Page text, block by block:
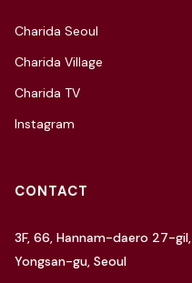
Charida Seoul
Charida Village
Charida TV
Instagram
CONTACT
3F, 66, Hannam-daero 27-gil,
Yongsan-gu, Seoul